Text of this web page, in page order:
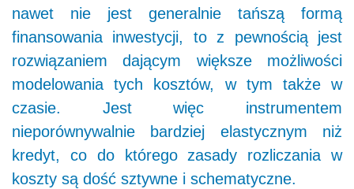
nawet nie jest generalnie tańszą formą
finansowania inwestycji, to z pewnością jest
rozwiązaniem dającym większe możliwości
modelowania tych kosztów, w tym także w
czasie. Jest więc instrumentem
nieporównywalnie bardziej elastycznym niż
kredyt, co do którego zasady rozliczania w
koszty są dość sztywne i schematyczne.